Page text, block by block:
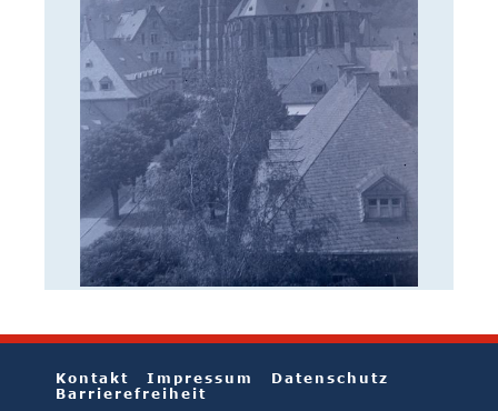
Kontakt Impressum
Datenschutz
Barrierefreiheit